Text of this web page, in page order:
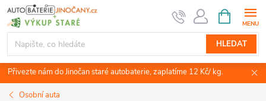
Přejít
na
obsah
HLEDAT
NÁKUPNÍ
KOŠÍK
Přivezte nám do Jinočan staré autobaterie, zaplatíme 12 Kč/ kg.
Osobní auta